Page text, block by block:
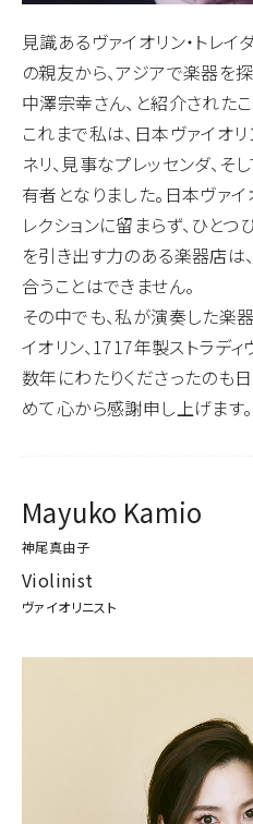
見識あるヴァイオリン・トレ
の親友から、アジアで楽器を探
中澤宗幸さん、と紹介された
これまで私は、日本ヴァイオリ
ネリ、見事なプレッセンダ、そ
有者となりました。日本ヴァ
レクションに留まらず、ひと
を引き出す力のある楽器店は
合うことはできません。
その中でも、私が演奏した楽
イオリン、1717年製ストラデ
数年にわたりくださったのも
めて心から感謝申し上げます。
Mayuko Kamio
神尾真由子
Violinist
ヴァイオリニスト